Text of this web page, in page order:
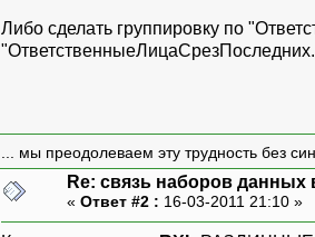
Либо сделать группировку по
... мы преодолеваем эту трудность без
Re: связь наборов данных
« Ответ #2 : 16-03-2011 21:10 »